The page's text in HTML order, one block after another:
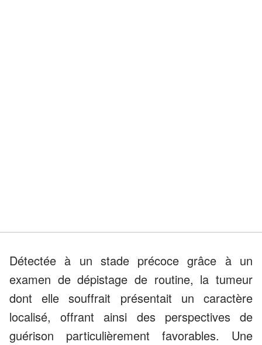
Détectée à un stade précoce grâce à un
examen de dépistage de routine, la tumeur
dont elle souffrait présentait un caractère
localisé, offrant ainsi des perspectives de
guérison particulièrement favorables. Une